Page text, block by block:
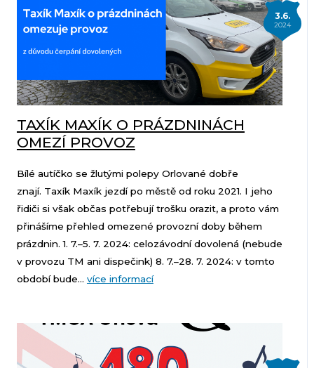
3.6.
2024
TAXÍK MAXÍK O PRÁZDNINÁCH
OMEZÍ PROVOZ
Bílé autíčko se žlutými polepy Orlované dobře
znají. Taxík Maxík jezdí po městě od roku 2021. I jeho
řidiči si však občas potřebují trošku orazit, a proto vám
přinášíme přehled omezené provozní doby během
prázdnin. 1. 7.–5. 7. 2024: celozávodní dovolená (nebude
v provozu TM ani dispečink) 8. 7.–28. 7. 2024: v tomto
období bude... více informací